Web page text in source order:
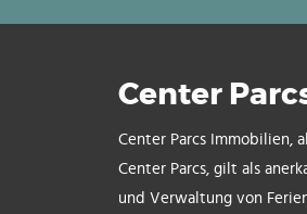
Center
Center Parcs Immobilien,
Center Parcs, gilt als
und Verwaltung von